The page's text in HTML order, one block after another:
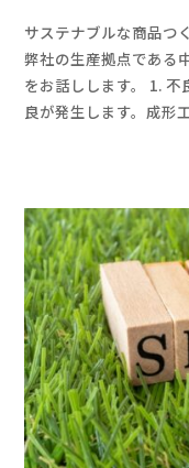
a
d
m
i
サステナブルな商品つ
弊社の生産拠点である
をお話しします。 1.
良が発生します。成形